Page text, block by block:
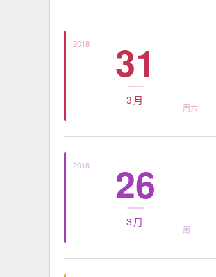
2018 31
3月
周六
2018 26
3月
周一